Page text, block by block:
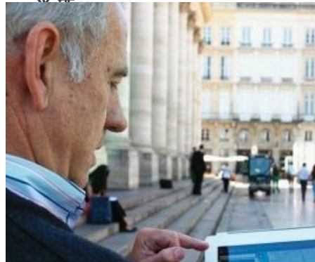
学酒
基础知识
品种
年份
酒具周边
投资收藏
留学教育
名庄
品鉴专栏
知味荐酒
新闻
学酒
基础知识
品种
年份
酒具周边
投资收藏
留学教育